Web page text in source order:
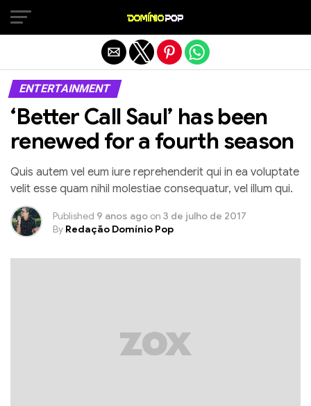
ENTERTAINMENT
‘Better Call Saul’ has been
renewed for a fourth season
Quis autem vel eum iure reprehenderit qui in ea voluptate
velit esse quam nihil molestiae consequatur, vel illum qui.
Published 9 anos ago on 3 de julho de 2017
By Redação Domínio Pop
Sair da versão mobile